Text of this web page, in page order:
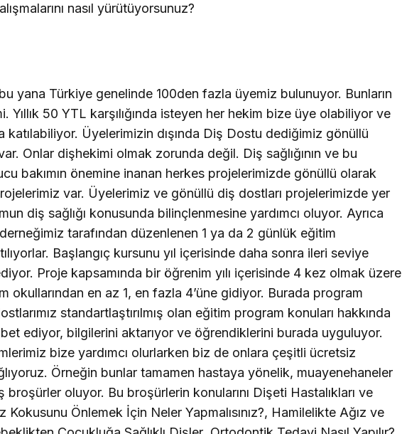
nasıl yürütüyorsunuz?
yana Türkiye genelinde 100den fazla üyemiz bulunuyor. Bunların
Yıllık 50 YTL karşılığında isteyen her hekim bize üye olabiliyor ve
katılabiliyor. Üyelerimizin dışında Diş Dostu dediğimiz gönüllü
var. Onlar dişhekimi olmak zorunda değil. Diş sağlığının ve bu
bakımın önemine inanan herkes projelerimizde gönüllü olarak
var. Üyelerimiz ve gönüllü diş dostları projelerimizde yer
diş sağlığı konusunda bilinçlenmesine yardımcı oluyor. Ayrıca
tarafından düzenlenen 1 ya da 2 günlük eğitim
Başlangıç kursunu yıl içerisinde daha sonra ileri seviye
Proje kapsamında bir öğrenim yılı içerisinde 4 kez olmak üzere
okullarından en az 1, en fazla 4’üne gidiyor. Burada program
standartlaştırılmış olan eğitim program konuları hakkında
ediyor, bilgilerini aktarıyor ve öğrendiklerini burada uyguluyor.
bize yardımcı olurlarken biz de onlara çeşitli ücretsiz
Örneğin bunlar tamamen hastaya yönelik, muayenehaneler
broşürler oluyor. Bu broşürlerin konularını Dişeti Hastalıkları ve
Kokusunu Önlemek İçin Neler Yapmalısınız?, Hamilelikte Ağız ve